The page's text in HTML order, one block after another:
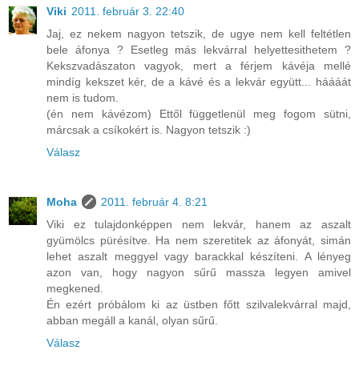
Viki 2011. február 3. 22:40
Jaj, ez nekem nagyon tetszik, de ugye nem kell feltétlen
bele áfonya ? Esetleg más lekvárral helyettesithetem ?
Kekszvadászaton vagyok, mert a férjem kávéja mellé
mindíg kekszet kér, de a kávé és a lekvár együtt... háááát
nem is tudom.
(én nem kávézom) Ettől függetlenül meg fogom sütni,
márcsak a csíkokért is. Nagyon tetszik :)
Válasz
Moha
2011. február 4. 8:21
Viki ez tulajdonképpen nem lekvár, hanem az aszalt
gyümölcs pürésítve. Ha nem szeretitek az áfonyát, simán
lehet aszalt meggyel vagy barackkal készíteni. A lényeg
azon van, hogy nagyon sűrű massza legyen amivel
megkened.
Én ezért próbálom ki az üstben főtt szilvalekvárral majd,
abban megáll a kanál, olyan sűrű.
Válasz